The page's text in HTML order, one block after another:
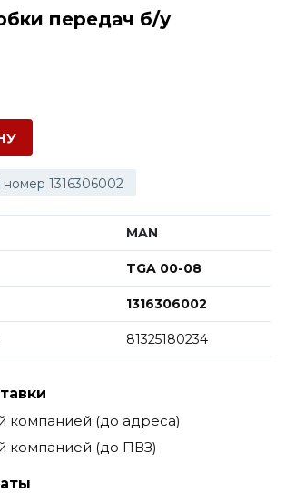
передач б/у
1316306002
MAN
TGA 00-08
1316306002
81325180234
компанией (до адреса)
компанией (до ПВЗ)